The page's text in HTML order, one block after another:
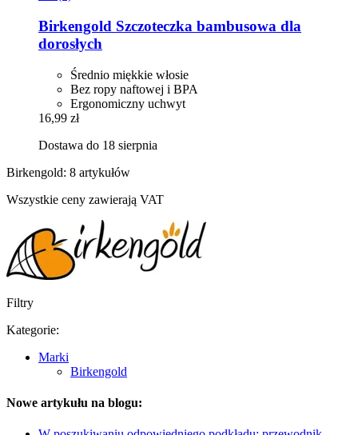
Birkengold Szczoteczka bambusowa dla
dorosłych
Średnio miękkie włosie
Bez ropy naftowej i BPA
Ergonomiczny uchwyt
16,99 zł
Dostawa do 18 sierpnia
Birkengold: 8 artykułów
Wszystkie ceny zawierają VAT
Filtry
Kategorie:
Marki
Birkengold
Nowe artykułu na blogu: